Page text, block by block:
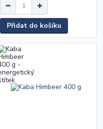
Přidat do košíku